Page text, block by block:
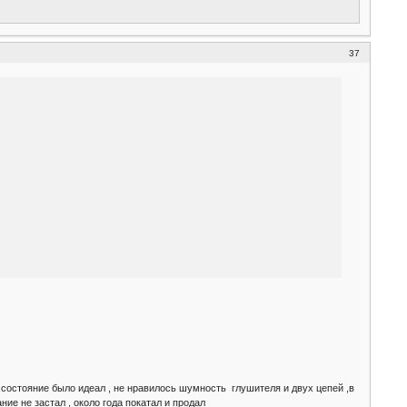
37
было идеал , не нравилось шумность глушителя и двух цепей ,в
не застал , около года покатал и продал